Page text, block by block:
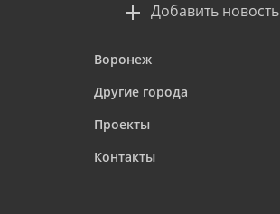
Добавить новость
Воронеж
Другие города
Проекты
Контакты